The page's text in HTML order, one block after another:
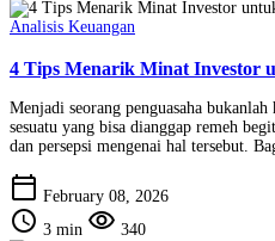
Analisis Keuangan
4 Tips Menarik Minat Investor
Menjadi seorang penguasaha
sesuatu yang bisa dianggap remeh
dan persepsi mengenai hal tersebut.
calendar_today February 08, 2026
schedule 3 min visibility 340